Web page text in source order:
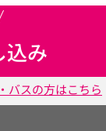
み
バスの方はこちら